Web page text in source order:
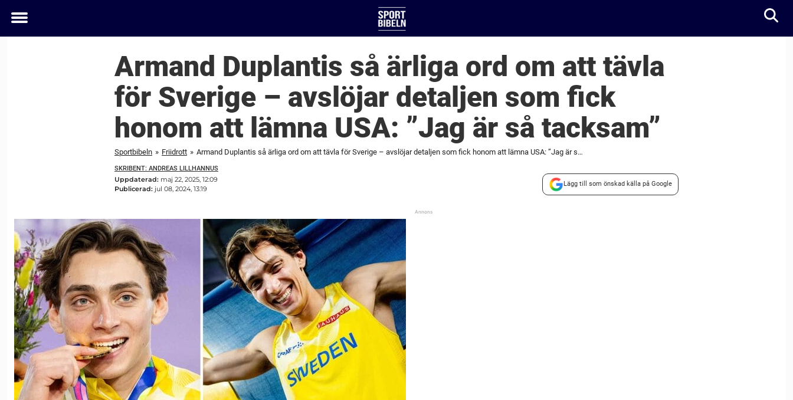
Toggle
Armand Duplantis så ärliga ord om att tävla
för Sverige – avslöjar detaljen som fick
honom att lämna USA: ”Jag är så tacksam”
Sportbibeln » Friidrott » Armand Duplantis så ärliga ord om att tävla för Sverige – avslöjar detaljen som fick honom att lämna USA: ”Jag är så tacksam”
SKRIBENT: ANDREAS LILLHANNUS
Uppdaterad: maj 22, 2025, 12:09
Publicerad: jul 08, 2024, 13:19
Lägg till som önskad källa på Google